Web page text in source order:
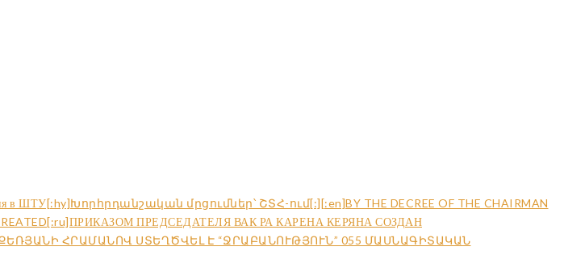
в ШТУ[:hy]Խորհրդանշական մրցումներ՝ ՇՏՀ-ում[:][:en]BY THE DECREE OF THE CHAIRMAN
CREATED[:ru]ПРИКАЗОМ ПРЕДСЕДАТЕЛЯ ВАК РА КАРЕНА КЕРЯНА СОЗДАН
ՔԵՌՅԱՆԻ ՀՐԱՄԱՆՈՎ ՍՏԵՂԾՎԵԼ Է “ՋՐԱԲԱՆՈՒԹՅՈՒՆ” 055 ՄԱՍՆԱԳԻՏԱԿԱՆ